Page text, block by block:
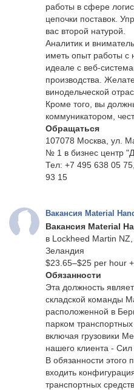
работы в сфере
цепочки поставок.
вас второй натурой.
Аналитик и
иметь опыт работы
идеале с веб-
производства.
винодельческой
Кроме того, вы
коммуникатором,
Обращаться
107078 Москва, ул.
№ 1 в бизнес центр
Тел: +7 495 638 05
93 15
Вакансия Material
Вакансия Material
в Lockheed Martin
Зеландия
$23.65–$25 per hour
Обязанности
Эта должность
складской команды
расположенной в
парком
включая грузовики
нашего клиента -
В обязанности этого
входить
транспортных